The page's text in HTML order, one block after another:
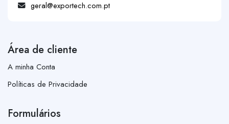
geral@exportech.com.pt
Área de cliente
A minha Conta
Políticas de Privacidade
Formulários